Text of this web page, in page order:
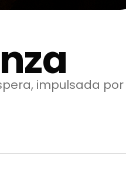
impulsada por